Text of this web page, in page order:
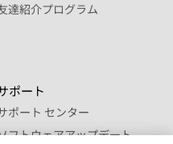
達紹介プログラム
ポート
ポート センター
フトウェアアップデート